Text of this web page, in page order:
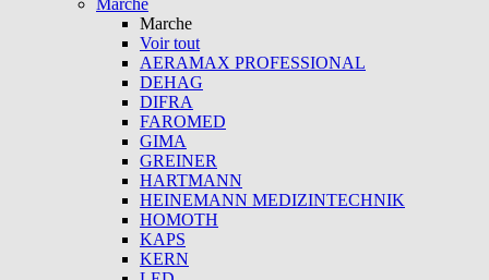
Marche
Marche
Voir tout
AERAMAX PROFESSIONAL
DEHAG
DIFRA
FAROMED
GIMA
GREINER
HARTMANN
HEINEMANN MEDIZINTECHNIK
HOMOTH
KAPS
KERN